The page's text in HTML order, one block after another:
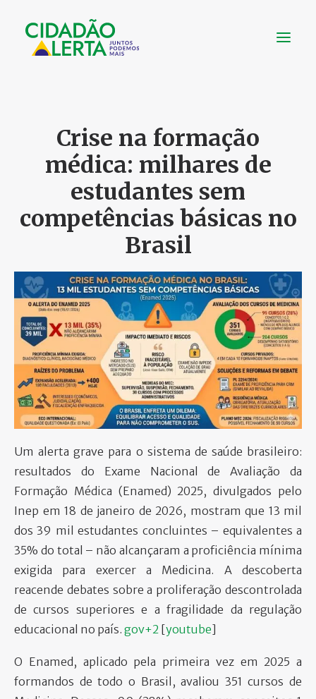
VÍDEOS
NOTÍCIAS
UTILIDADE
CONHEÇA
CONTATO
FAÇA UMA DOAÇÃO
PARTICIPE
Crise na formação
médica: milhares de
estudantes sem
competências básicas no
Brasil
Um alerta grave para o sistema de saúde brasileiro:
resultados do Exame Nacional de Avaliação da
Formação Médica (Enamed) 2025, divulgados pelo
Inep em 18 de janeiro de 2026, mostram que 13 mil
dos 39 mil estudantes concluintes – equivalentes a
35% do total – não alcançaram a proficiência mínima
exigida para exercer a Medicina. A descoberta
reacende debates sobre a proliferação descontrolada
de cursos superiores e a fragilidade da regulação
educacional no país. gov+2 [youtube]​
O Enamed, aplicado pela primeira vez em 2025 a
formandos de todo o Brasil, avaliou 351 cursos de